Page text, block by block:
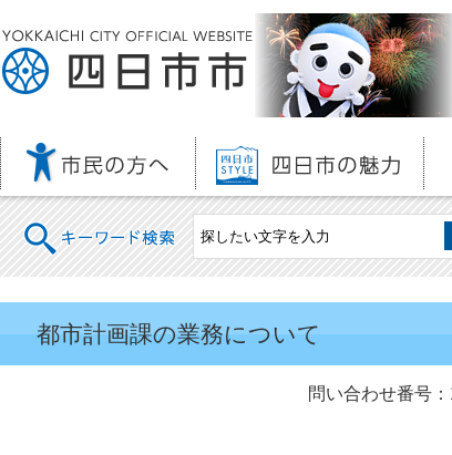
キーワード検索
都市計画課の業務について
問い合わせ番号